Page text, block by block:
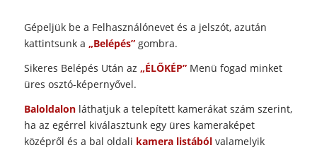
Gépeljük be a Felhasználónevet és a jelszót, azután
kattintsunk a „Belépés”gombra.
Sikeres Belépés Után az „ÉLŐKÉP” Menü fogad minket
üres osztó-képernyővel.
Baloldalon láthatjuk a telepített kamerákat szám szerint,
ha az egérrel kiválasztunk egy üres kameraképet
középről és a bal oldali kamera listábólvalamelyik